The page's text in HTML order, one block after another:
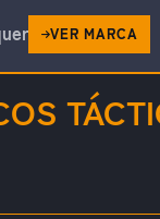
VER MARCA